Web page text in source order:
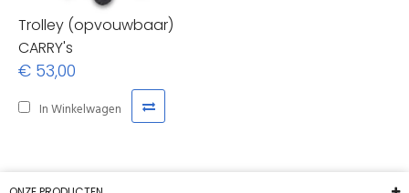
Trolley (opvouwbaar)
CARRY's
€ 53,00
In Winkelwagen